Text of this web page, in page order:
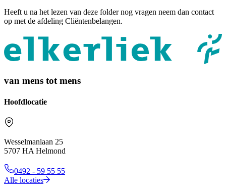
Heeft u na het lezen van deze folder nog vragen neem dan contact
op met de afdeling Cliëntenbelangen.
van mens tot mens
Hoofdlocatie
Wesselmanlaan 25
5707 HA Helmond
0492 - 59 55 55
Alle locaties